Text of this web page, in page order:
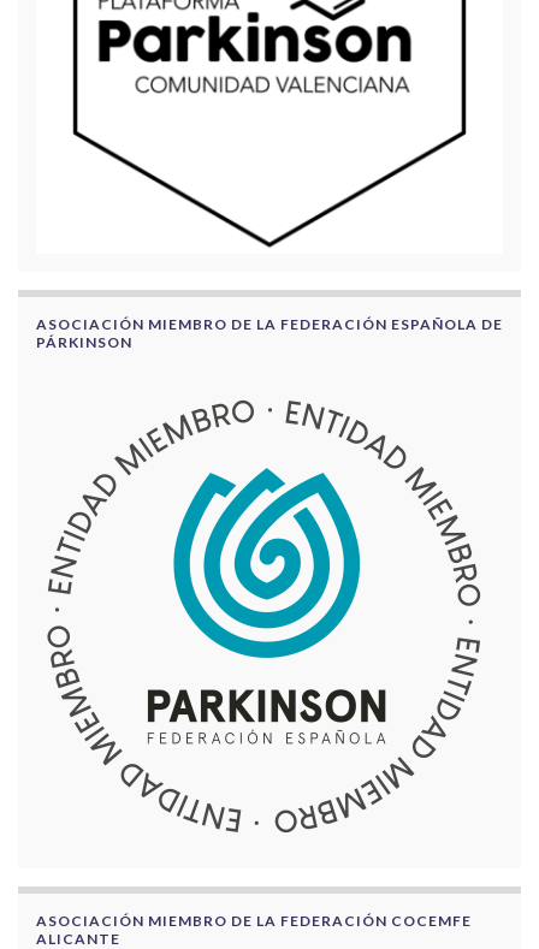
ASOCIACIÓN MIEMBRO DE LA FEDERACIÓN ESPAÑOLA DE
PÁRKINSON
ASOCIACIÓN MIEMBRO DE LA FEDERACIÓN COCEMFE
ALICANTE